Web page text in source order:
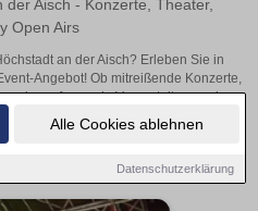
Alle Cookies ablehnen
Datenschutzerklärung
Aisch - Konzerte, Theater,
Open Airs
an der Aisch? Erleben Sie in
Angebot! Ob mitreißende Konzerte,
oder aufregende Veranstaltungen in
alles im Überblick und Tickets.